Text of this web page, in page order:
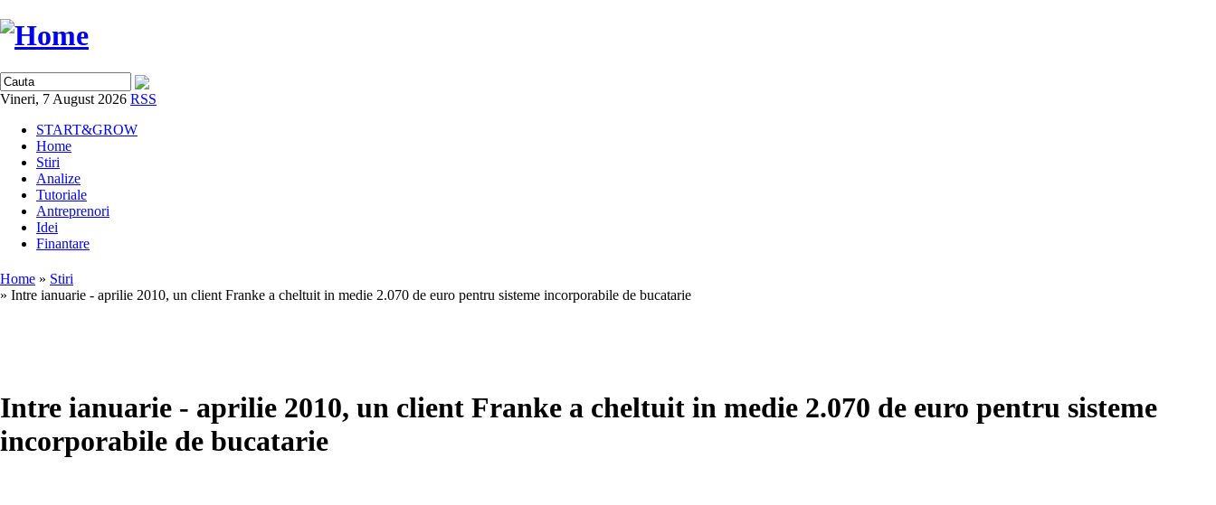
Vineri, 7 August 2026 RSS
START&GROW
Home
Stiri
Analize
Tutoriale
Antreprenori
Idei
Finantare
Home » Stiri
» Intre ianuarie - aprilie 2010, un client Franke a cheltuit in medie 2.070 de euro pentru sisteme incorporabile de bucatarie
Intre ianuarie - aprilie 2010, un client Franke a cheltuit in medie 2.070 de euro pentru sisteme
incorporabile de bucatarie